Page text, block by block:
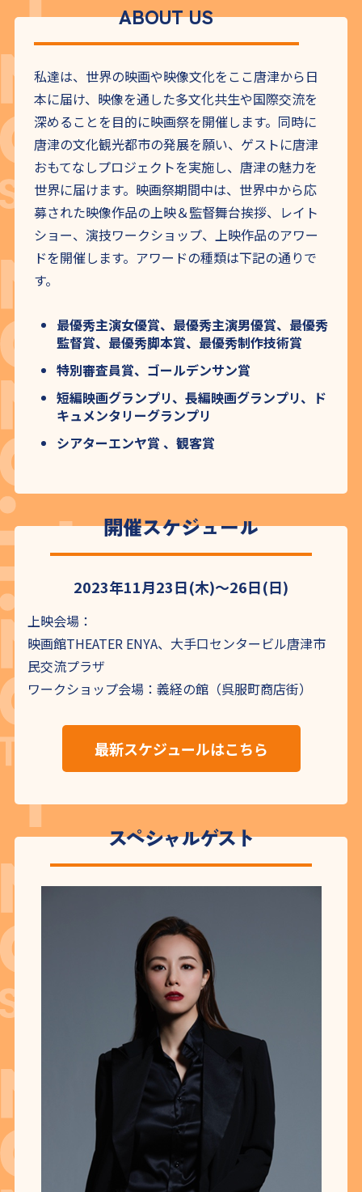
ABOUT US
私達は、世界の映画や映像文化をここ唐津から日
本に届け、映像を通した多文化共生や国際交流を
深めることを目的に映画祭を開催します。同時に
唐津の文化観光都市の発展を願い、ゲストに唐津
おもてなしプロジェクトを実施し、唐津の魅力を
世界に届けます。映画祭期間中は、世界中から応
募された映像作品の上映＆監督舞台挨拶、レイト
ショー、演技ワークショップ、上映作品のアワー
ドを開催します。アワードの種類は下記の通りで
す。
最優秀主演女優賞、最優秀主演男優賞、最優秀
監督賞、最優秀脚本賞、最優秀制作技術賞
特別審査員賞、ゴールデンサン賞
短編映画グランプリ、長編映画グランプリ、ド
キュメンタリーグランプリ
シアターエンヤ賞 、観客賞
開催スケジュール
2023年11月23日(木)～26日(日)
上映会場：
映画館THEATER ENYA、大手口センタービル唐津市
民交流プラザ
ワークショップ会場：義経の館（呉服町商店街）
最新スケジュールはこちら
スペシャルゲスト